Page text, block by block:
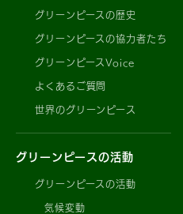
グリーンピースの歴史
グリーンピースの協力者たち
グリーンピースVoice
よくあるご質問
世界のグリーンピース
グリーンピースの活動
グリーンピースの活動
気候変動